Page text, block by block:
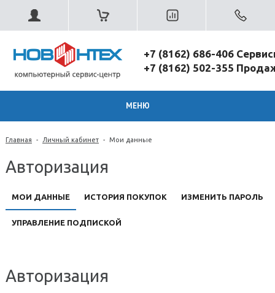
+7 (8162) 686-406
+7 (8162) 502-355
МЕНЮ
Главная - Личный кабинет - Мои данные
Авторизация
МОИ ДАННЫЕ ИСТОРИЯ ПОКУПОК ИЗМЕНИТЬ ПАРОЛЬ
УПРАВЛЕНИЕ ПОДПИСКОЙ
Авторизация